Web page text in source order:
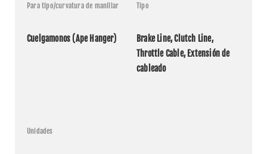
Harley
FXDLI
FXDI
1450 EFI
Dyna
Super
Para tipo/curvatura de manillar
Cuelgamonos (Ape Hanger)
Tipo
Brake Line, Clutch Line,
Throttle Cable, Extensión de
cableado
Unidades